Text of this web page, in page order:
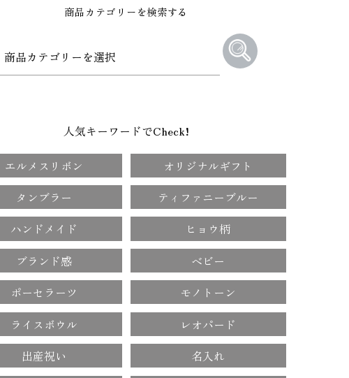
商品カテゴリーを検索する
人気キーワードでCheck!
エルメスリボン
オリジナルギフト
タンブラー
ティファニーブルー
ハンドメイド
ヒョウ柄
ブランド感
ベビー
ポーセラーツ
モノトーン
ライスボウル
レオパード
出産祝い
名入れ